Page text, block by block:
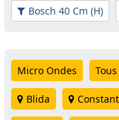
Bosch 40 Cm (H)
Micro Ondes Tous
Blida